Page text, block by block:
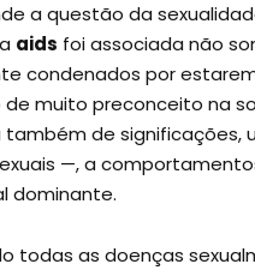
a questão da
aids foi associada não
condenados por
de muito preconceito na
de significações,
—, a
dominante.
todas as doenças